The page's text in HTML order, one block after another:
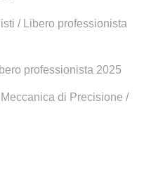
/ Libero professionista
professionista 2025
di Precisione /